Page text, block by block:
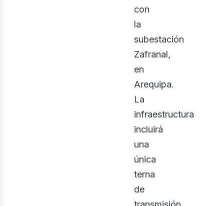
con
la
subestación
Zafranal,
en
Arequipa.
La
infraestructura
incluirá
una
única
terna
de